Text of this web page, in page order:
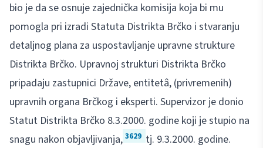
bio je da se osnuje zajednička komisija koja bi mu
pomogla pri izradi Statuta Distrikta Brčko i stvaranju
detaljnog plana za uspostavljanje upravne strukture
Distrikta Brčko. Upravnoj strukturi Distrikta Brčko
pripadaju zastupnici Države, entitetâ, (privremenih)
upravnih organa Brčkog i eksperti. Supervizor je donio
Statut Distrikta Brčko 8.3.2000. godine koji je stupio na
snagu nakon objavljivanja, 3629 tj. 9.3.2000. godine.